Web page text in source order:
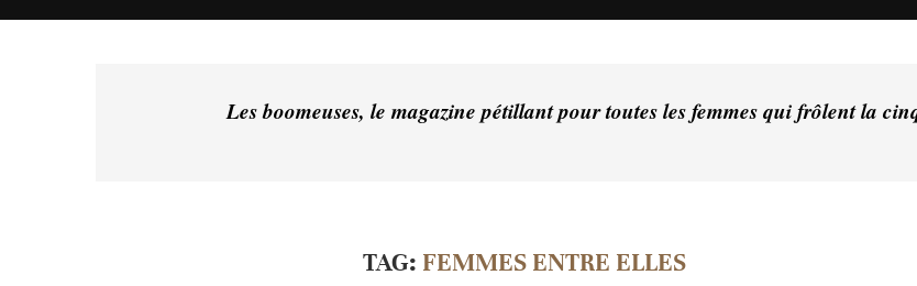
Les boomeuses, le magazine pétillant pour toutes les femmes qui frôlent la
TAG: FEMMES ENTRE ELLES